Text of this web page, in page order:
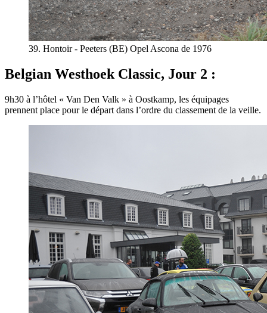
39. Hontoir - Peeters (BE) Opel Ascona de 1976
Belgian Westhoek Classic, Jour 2 :
9h30 à l’hôtel « Van Den Valk » à Oostkamp, les équipages
prennent place pour le départ dans l’ordre du classement de la veille.